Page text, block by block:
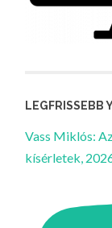
LEGFRISSEBB
Vass Miklós:
kísérletek,